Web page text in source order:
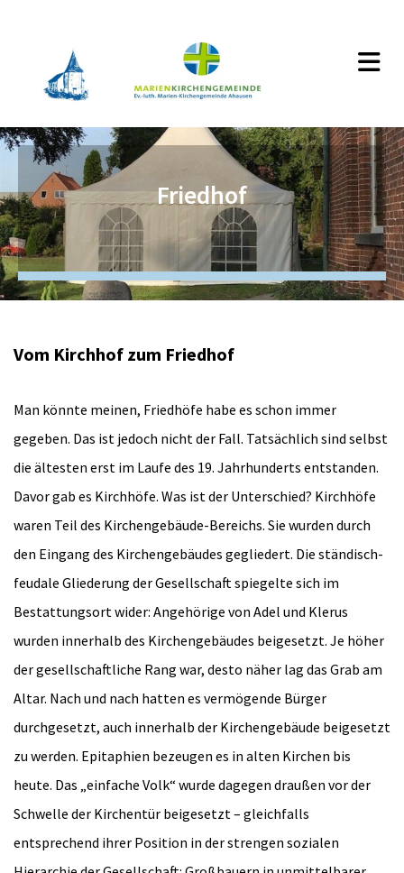
Friedhof
Vom Kirchhof zum Friedhof
Man könnte meinen, Friedhöfe habe es schon immer
gegeben. Das ist jedoch nicht der Fall. Tatsächlich sind selbst
die ältesten erst im Laufe des 19. Jahrhunderts entstanden.
Davor gab es Kirchhöfe. Was ist der Unterschied? Kirchhöfe
waren Teil des Kirchengebäude-Bereichs. Sie wurden durch
den Eingang des Kirchengebäudes gegliedert. Die ständisch-
feudale Gliederung der Gesellschaft spiegelte sich im
Bestattungsort wider: Angehörige von Adel und Klerus
wurden innerhalb des Kirchengebäudes beigesetzt. Je höher
der gesellschaftliche Rang war, desto näher lag das Grab am
Altar. Nach und nach hatten es vermögende Bürger
durchgesetzt, auch innerhalb der Kirchengebäude beigesetzt
zu werden. Epitaphien bezeugen es in alten Kirchen bis
heute. Das „einfache Volk“ wurde dagegen draußen vor der
Schwelle der Kirchentür beigesetzt – gleichfalls
entsprechend ihrer Position in der strengen sozialen